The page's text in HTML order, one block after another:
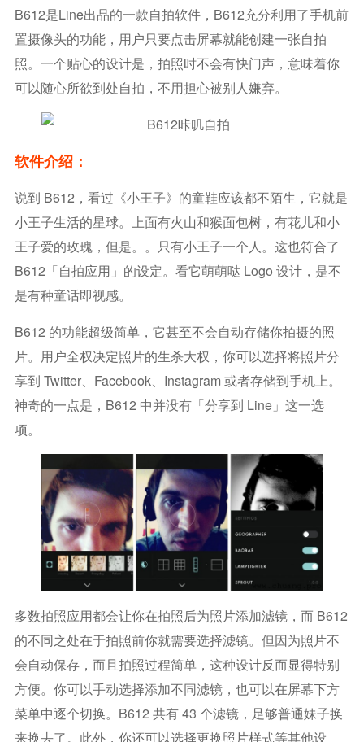
B612是line出品的一款自拍软件，B612充分利用了手机前
置摄像头的功能，用户只要点击屏幕就能创建一张自拍
照。一个贴心的设计是，拍照时不会有快门声，意味着你
可以随心所欲到处自拍，不用担心被别人嫌弃。
软件介绍：
说到 B612，看过《小王子》的童鞋应该都不陌生，它就是
小王子生活的星球。上面有火山和猴面包树，有花儿和小
王子爱的玫瑰，但是。。只有小王子一个人。这也符合了
B612「自拍应用」的设定。看它萌萌哒 Logo 设计，是不
是有种童话即视感。
B612 的功能超级简单，它甚至不会自动存储你拍摄的照
片。用户全权决定照片的生杀大权，你可以选择将照片分
享到 Twitter、Facebook、Instagram 或者存储到手机上。
神奇的一点是，B612 中并没有「分享到 Line」这一选
项。
多数拍照应用都会让你在拍照后为照片添加滤镜，而 B612
的不同之处在于拍照前你就需要选择滤镜。但因为照片不
会自动保存，而且拍照过程简单，这种设计反而显得特别
方便。你可以手动选择添加不同滤镜，也可以在屏幕下方
菜单中逐个切换。B612 共有 43 个滤镜，足够普通妹子换
来换去了。此外，你还可以选择更换照片样式等其他设